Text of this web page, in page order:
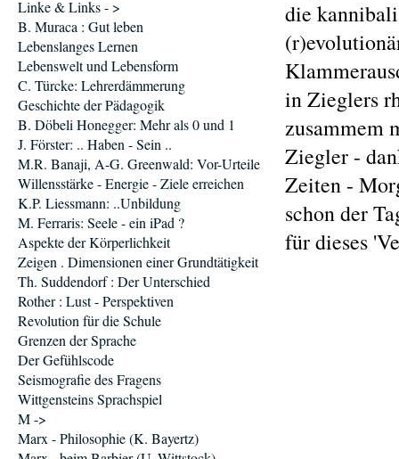
die
in Zieglers
zusammem
Ziegler -
Zeiten -
schon der
für dieses
Linke & Links - >
B. Muraca : Gut leben
Lebenslanges Lernen
Lebenswelt und Lebensform
C. Türcke: Lehrerdämmerung
Geschichte der Pädagogik
B. Döbeli Honegger: Mehr als 0 und 1
J. Förster: .. Haben - Sein ..
M.R. Banaji, A-G. Greenwald: Vor-Urteile
Willensstärke - Energie - Ziele erreichen
K.P. Liessmann: ..Unbildung
M. Ferraris: Seele - ein iPad ?
Aspekte der Körperlichkeit
Zeigen . Dimensionen einer Grundtätigkeit
Th. Suddendorf : Der Unterschied
Rother : Lust - Perspektiven
Revolution für die Schule
Grenzen der Sprache
Der Gefühlscode
Seismografie des Fragens
Wittgensteins Sprachspiel
M ->
Marx - Philosophie (K. Bayertz)